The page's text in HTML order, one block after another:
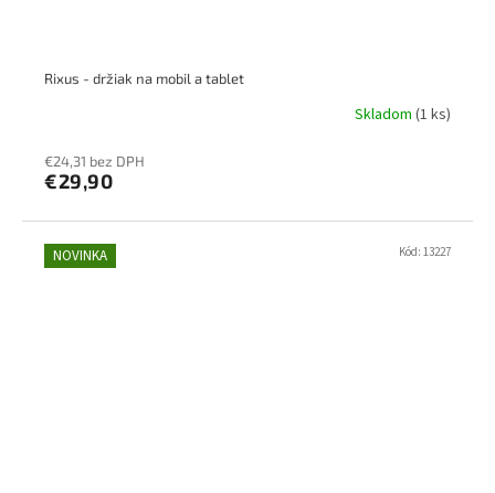
Rixus - držiak na mobil a tablet
Skladom (1 ks)
€24,31 bez DPH
€29,90
NOVINKA Kód: 13227